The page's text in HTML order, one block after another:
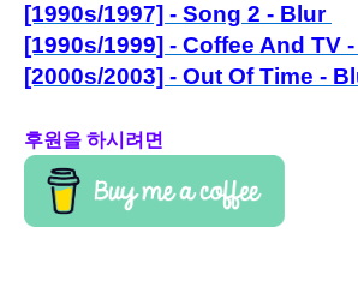
[1990s/1997] - Song 2 - Blur
[1990s/1999] - Coffee And TV
[2000s/2003] - Out Of Time -
후원을 하시려면